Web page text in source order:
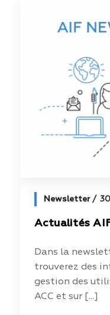
Newsletter
Actualités
Dans la
trouverez des
gestion des
ACC et sur [...]